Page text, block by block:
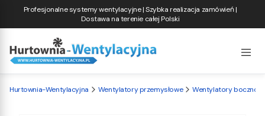
Profesjonalne systemy wentylacyjne | Szybka realizacja zamówień |
Dostawa na terenie całej Polski
Hurtownia-Wentylacyjna Wentylatory przemysłowe Wentylatory